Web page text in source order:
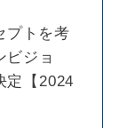
プトを考
ビジョ
定【2024